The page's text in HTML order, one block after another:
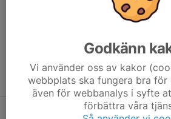
Tidigare nyheter
SIF dagen lördag 15 aug
Godkänn
Vi använder oss av kakor
webbplats ska fungera bra för
även för webbanalys i syfte
förbättra våra